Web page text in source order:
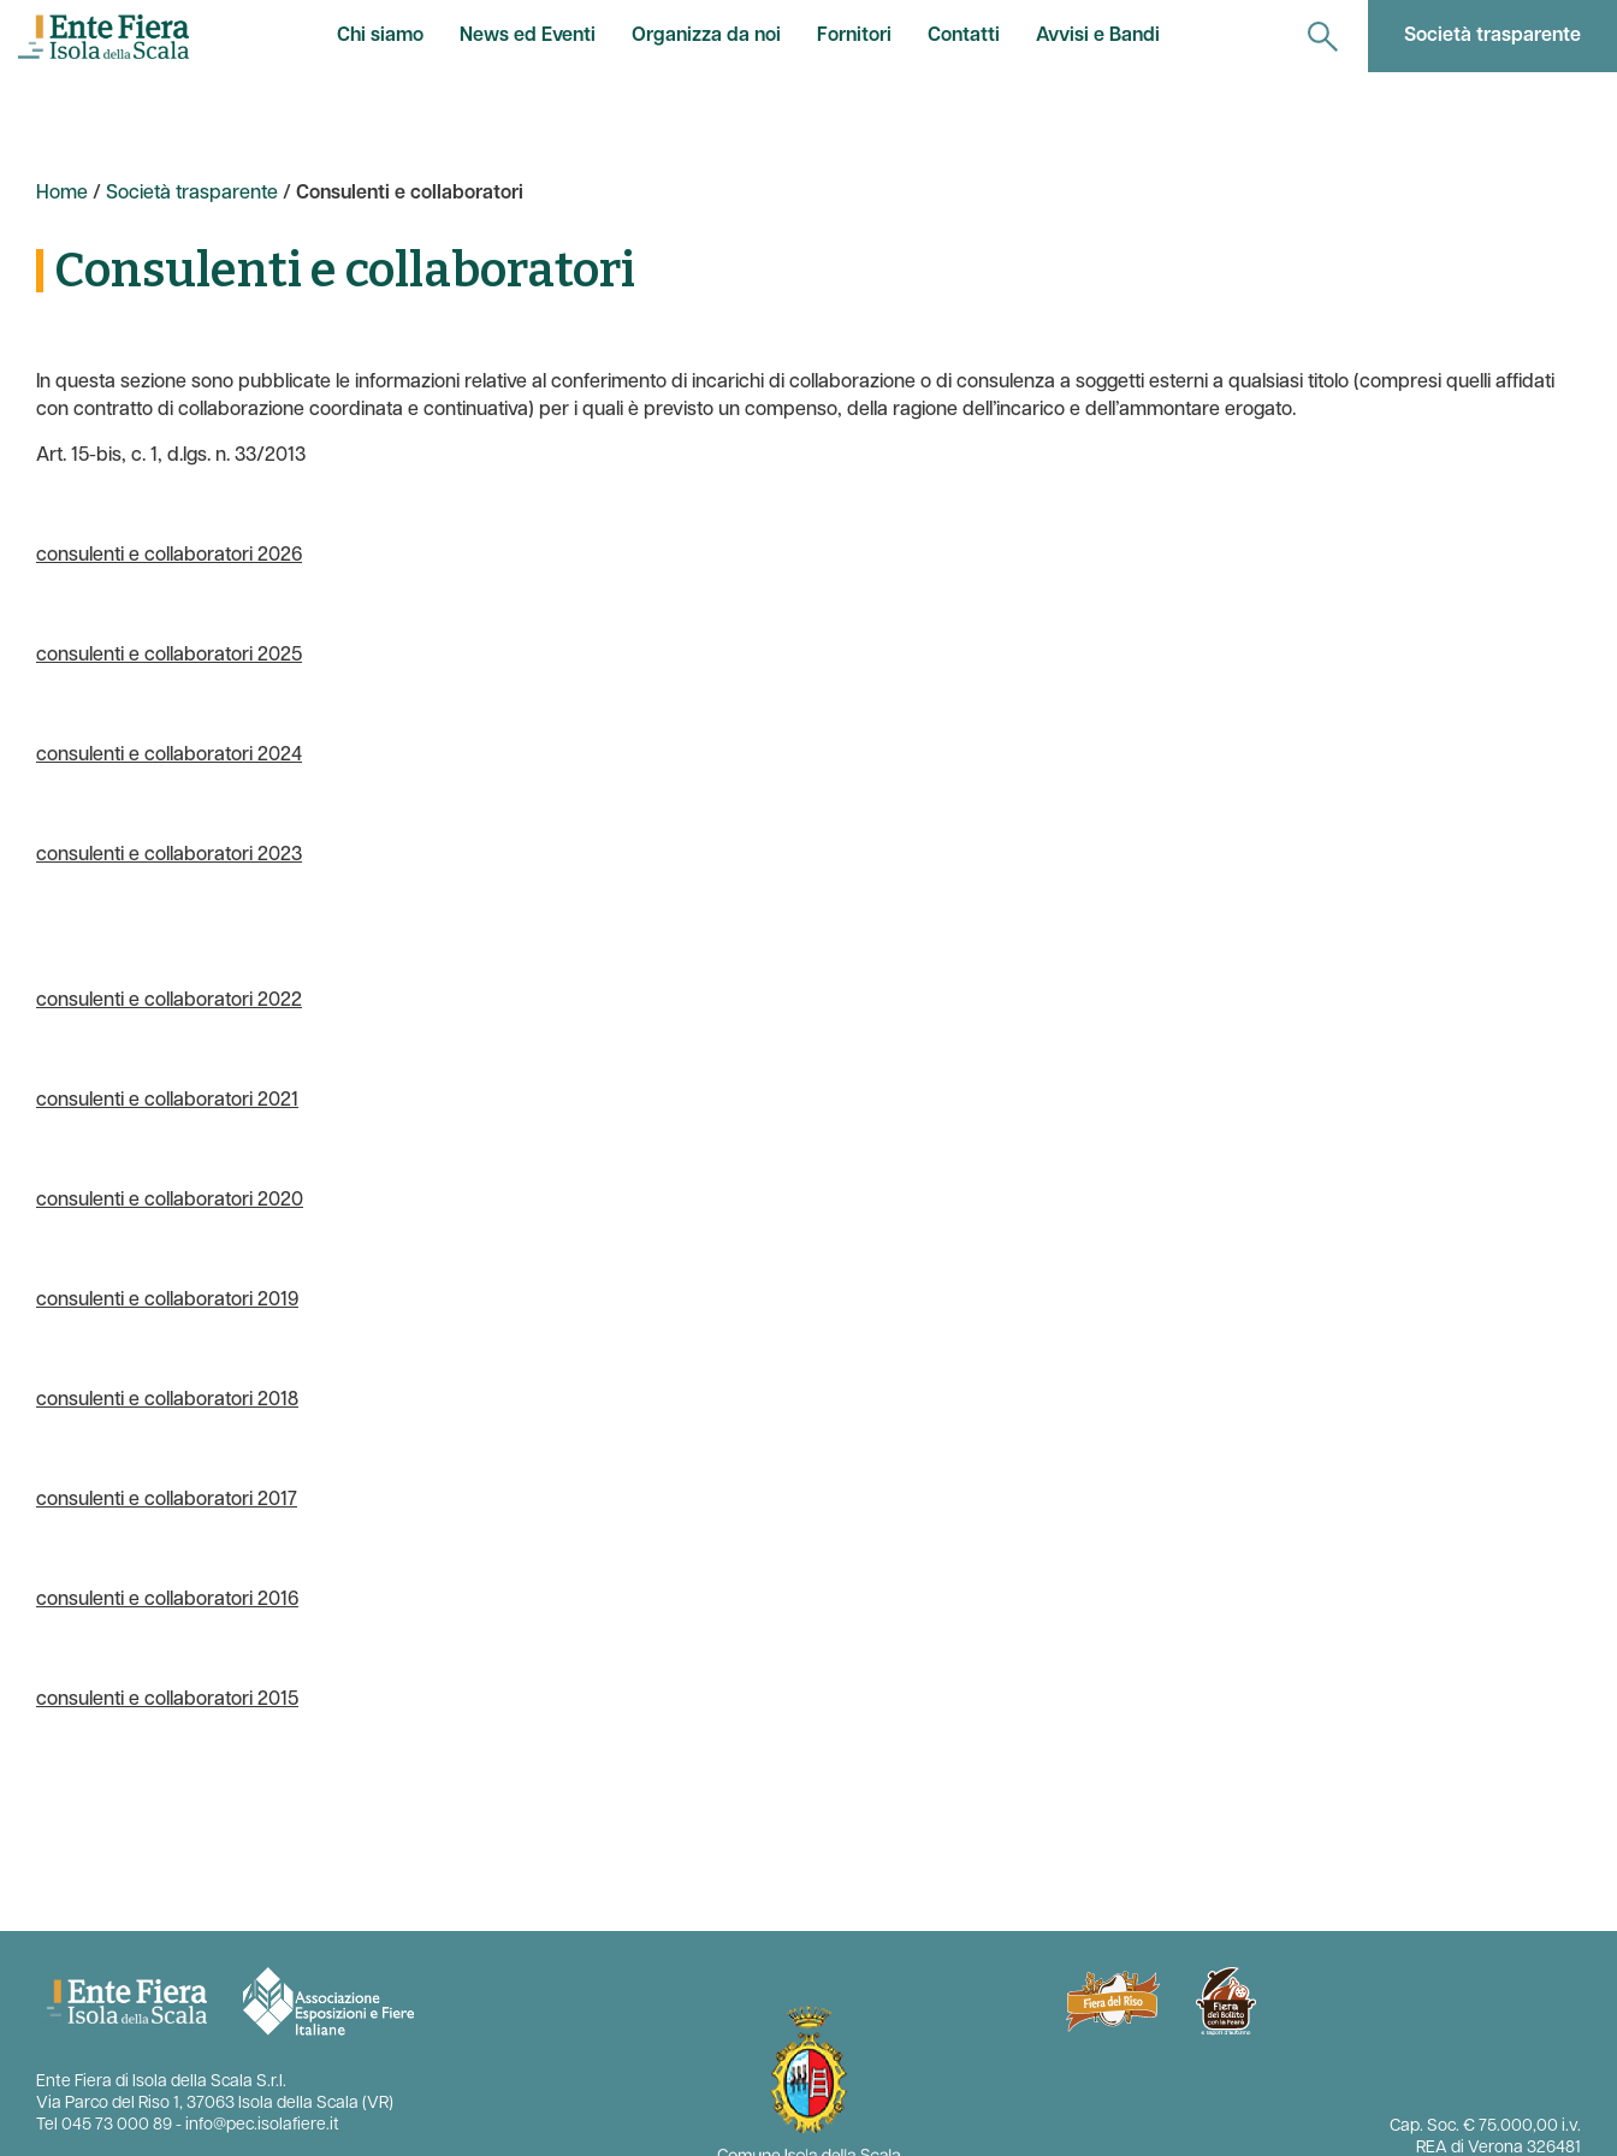
Chi siamo News ed Eventi Organizza da noi Fornitori Contatti Avvisi e Bandi Società trasparente
Home / Società trasparente / Consulenti e collaboratori
Consulenti e collaboratori
In questa sezione sono pubblicate le informazioni relative al conferimento di incarichi di collaborazione o di consulenza a soggetti esterni a qualsiasi titolo (compresi quelli affidati
con contratto di collaborazione coordinata e continuativa) per i quali è previsto un compenso, della ragione dell’incarico e dell’ammontare erogato.
Art. 15-bis, c. 1, d.lgs. n. 33/2013
consulenti e collaboratori 2026
consulenti e collaboratori 2025
consulenti e collaboratori 2024
consulenti e collaboratori 2023
consulenti e collaboratori 2022
consulenti e collaboratori 2021
consulenti e collaboratori 2020
consulenti e collaboratori 2019
consulenti e collaboratori 2018
consulenti e collaboratori 2017
consulenti e collaboratori 2016
consulenti e collaboratori 2015
Ente Fiera di Isola della Scala S.r.l.
Via Parco del Riso 1, 37063 Isola della Scala (VR)
Tel 045 73 000 89 - info@pec.isolafiere.it
Cap. Soc. € 75.000,00 i.v.
REA di Verona 326481